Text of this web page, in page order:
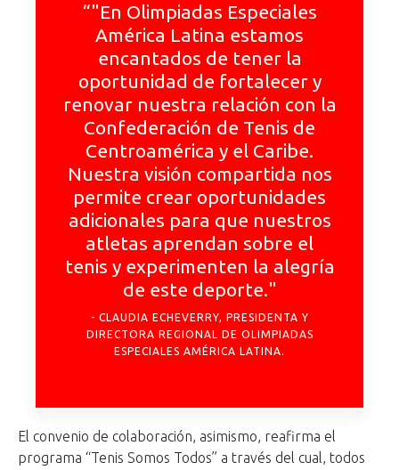
“"En Olimpiadas Especiales
América Latina estamos
encantados de tener la
oportunidad de fortalecer y
renovar nuestra relación con la
Confederación de Tenis de
Centroamérica y el Caribe.
Nuestra visión compartida nos
permite crear oportunidades
adicionales para que nuestros
atletas aprendan sobre el
tenis y experimenten la alegría
de este deporte."
CLAUDIA ECHEVERRY, PRESIDENTA Y
DIRECTORA REGIONAL DE OLIMPIADAS
ESPECIALES AMÉRICA LATINA.
El convenio de colaboración, asimismo, reafirma el
programa “Tenis Somos Todos” a través del cual, todos